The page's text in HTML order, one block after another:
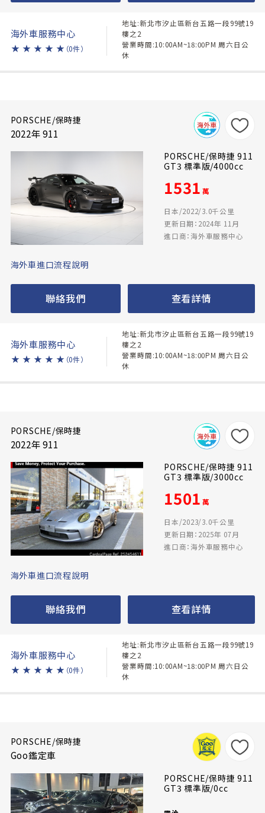
海外車服務中心
★ ★ ★ ★ ★ （0件）
地址:新北市汐止區新台五路一段99號19
樓之2
營業時間:10:00AM~18:00PM 周六日公
休
PORSCHE/保時捷
2022年 911
PORSCHE/保時捷 911
GT3 標準版/4000cc
1531 萬
日本/2022/3.0千公里
更新日期：2024年 11月
進口商：海外車服務中心
海外車進口流程說明
聯絡我們 查看詳情
海外車服務中心
★ ★ ★ ★ ★ （0件）
地址:新北市汐止區新台五路一段99號19
樓之2
營業時間:10:00AM~18:00PM 周六日公
休
PORSCHE/保時捷
2022年 911
PORSCHE/保時捷 911
GT3 標準版/3000cc
1501 萬
日本/2023/3.0千公里
更新日期：2025年 07月
進口商：海外車服務中心
海外車進口流程說明
聯絡我們 查看詳情
海外車服務中心
★ ★ ★ ★ ★ （0件）
地址:新北市汐止區新台五路一段99號19
樓之2
營業時間:10:00AM~18:00PM 周六日公
休
PORSCHE/保時捷
Goo鑑定車
PORSCHE/保時捷 911
GT3 標準版/0cc